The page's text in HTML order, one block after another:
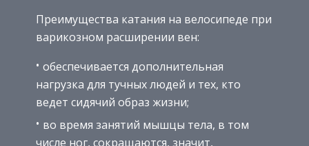
Преимущества катания на велосипеде при
варикозном расширении вен:
обеспечивается дополнительная
нагрузка для тучных людей и тех, кто
ведет сидячий образ жизни;
во время занятий мышцы тела, в том
числе ног, сокращаются, значит,